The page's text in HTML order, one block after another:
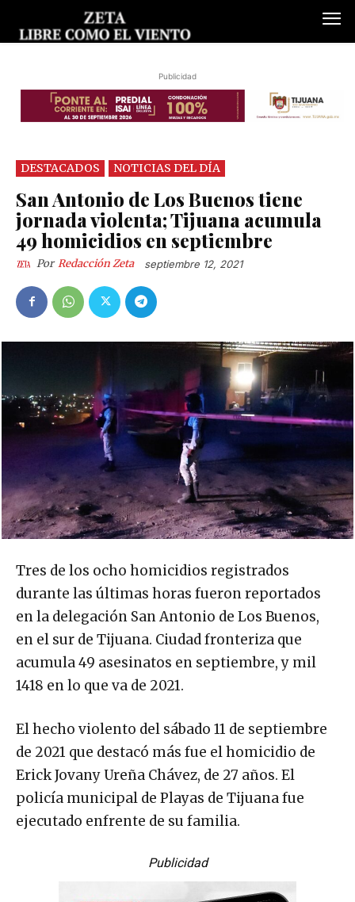
Publicidad
DESTACADOS NOTICIAS DEL DÍA
San Antonio de Los Buenos tiene
jornada violenta; Tijuana acumula
49 homicidios en septiembre
Por Redacción Zeta septiembre 12, 2021
Tres de los ocho homicidios registrados
durante las últimas horas fueron reportados
en la delegación San Antonio de Los Buenos,
en el sur de Tijuana. Ciudad fronteriza que
acumula 49 asesinatos en septiembre, y mil
1418 en lo que va de 2021.
El hecho violento del sábado 11 de septiembre
de 2021 que destacó más fue el homicidio de
Erick Jovany Ureña Chávez, de 27 años. El
policía municipal de Playas de Tijuana fue
ejecutado enfrente de su familia.
Publicidad